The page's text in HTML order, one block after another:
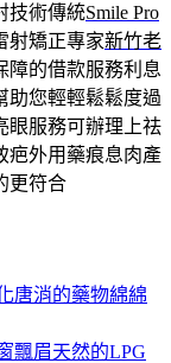
技術傳統Smile Pro
射矯正專家新竹老
障的借款服務利息
助您輕輕鬆鬆度過
眼服務可辦理上祛
疤外用藥痕息肉產
更符合
唐消的藥物綿綿
飄眉天然的LPG